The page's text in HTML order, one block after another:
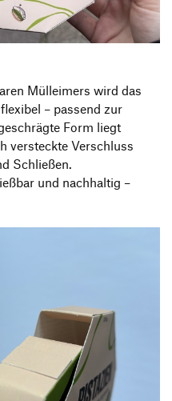
Mülleimers wird das
– passend zur
Form liegt
versteckte Verschluss
Schließen.
und nachhaltig –